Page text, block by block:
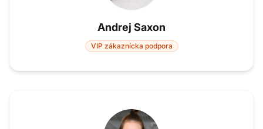
Andrej Saxon
VIP zákaznícka podpora